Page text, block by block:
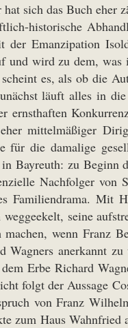
sich das Buch
historische
der Emanzipation
wird zu dem,
es, als ob die
läuft alles in
mittelmäßiger
die damalige
Bayreuth: zu
Nachfolger von
Familiendrama. Mit
seine
wenn Franz
anerkannt
Erbe Richard
folgt der Aussage
von Franz
Haus